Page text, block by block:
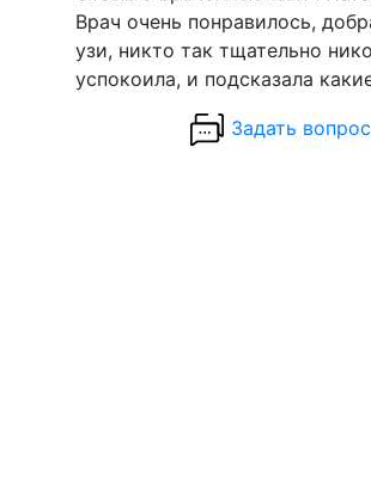
Врач очень понравилось,
узи, никто так тщательно
успокоила, и подсказала
Задать